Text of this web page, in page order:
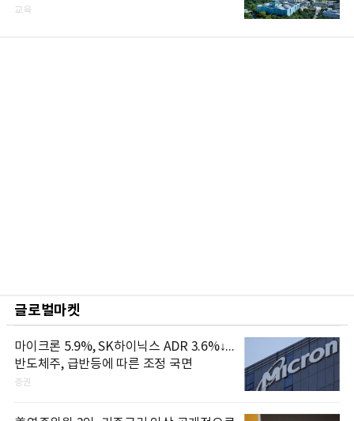
교육
글로벌마켓
마이크론 5.9%, SK하이닉스 ADR 3.6%↓...
반도체주, 급반등에 따른 조정 국면
증권